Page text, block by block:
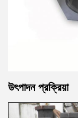
উৎপাদন প্রক্রিয়া